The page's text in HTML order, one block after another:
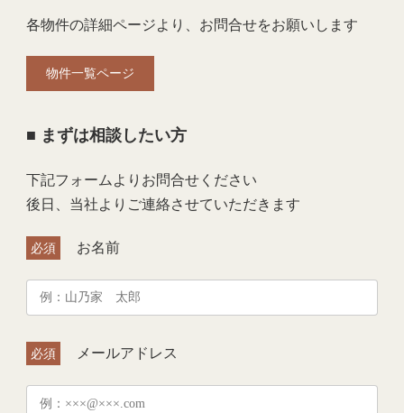
各物件の詳細ページより、お問合せをお願いします
物件一覧ページ
■ まずは相談したい方
下記フォームよりお問合せください
後日、当社よりご連絡させていただきます
必須 お名前
必須 メールアドレス